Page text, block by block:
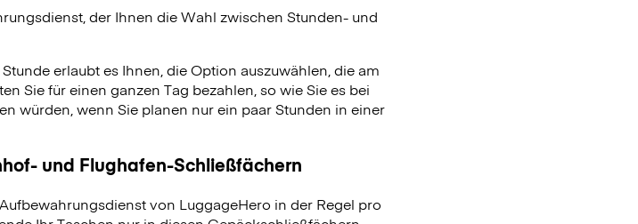
der Ihnen die Wahl zwischen Stunden- und
erlaubt es Ihnen, die Option auszuwählen, die am
Sie für einen ganzen Tag bezahlen, so wie Sie es bei
würden, wenn Sie planen nur ein paar Stunden in einer
und Flughafen-Schließfächern
von LuggageHero in der Regel pro